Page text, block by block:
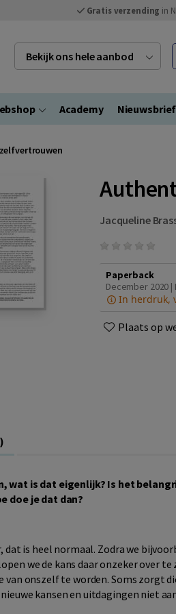
Gratis verzending in
Bekijk ons hele aanbod
Academy Nieuwsbrief
Jacqueline
Paperback
December 2020 |
In herdruk,
Plaats op
is dat eigenlijk? Is het
doe je dat dan?
dat is heel normaal. Zodra we
we de kans daar onzeker over
van onszelf te worden. Soms zorgt
kansen en uitdagingen niet